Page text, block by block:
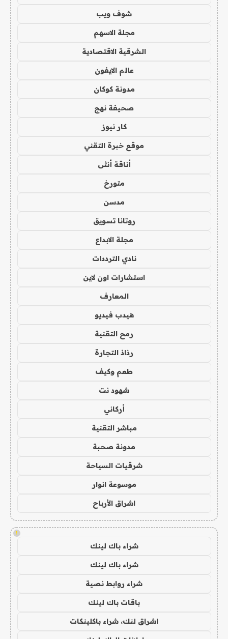
شوف ويب
مجلة الاسهم
الشرقية الاقتصادية
عالم الايفون
مدونة كوكان
صحيفة نهج
كار نيوز
موقع خبرة التقني
أناقة أنثى
متورخ
مدسن
روتانا تسويق
مجلة الابداع
نادي الترددات
استشارات اون لاين
المعارف
هيدب فيديو
رمح التقنية
رذاذ التجارة
طعم وكيف
شهود نت
أركاني
مباشر التقنية
مدونة صحبة
شرقيات السياحة
موسوعة انوار
اشراق الأرباح
!
شراء باك لينك
شراء باك لينك
شراء روابط نصية
باقات باك لينك
اشراق لنك، شراء باكلينكات